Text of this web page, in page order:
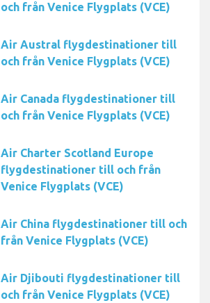
och från Venice Flygplats (VCE)
Air Austral flygdestinationer till
och från Venice Flygplats (VCE)
Air Canada flygdestinationer till
och från Venice Flygplats (VCE)
Air Charter Scotland Europe
flygdestinationer till och från
Venice Flygplats (VCE)
Air China flygdestinationer till och
från Venice Flygplats (VCE)
Air Djibouti flygdestinationer till
och från Venice Flygplats (VCE)